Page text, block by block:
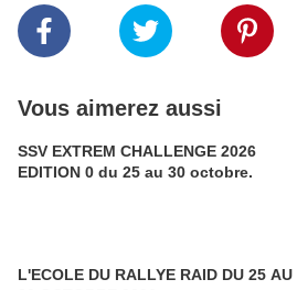
Vous aimerez aussi
SSV EXTREM CHALLENGE 2026
EDITION 0 du 25 au 30 octobre.
L'ECOLE DU RALLYE RAID DU 25 AU